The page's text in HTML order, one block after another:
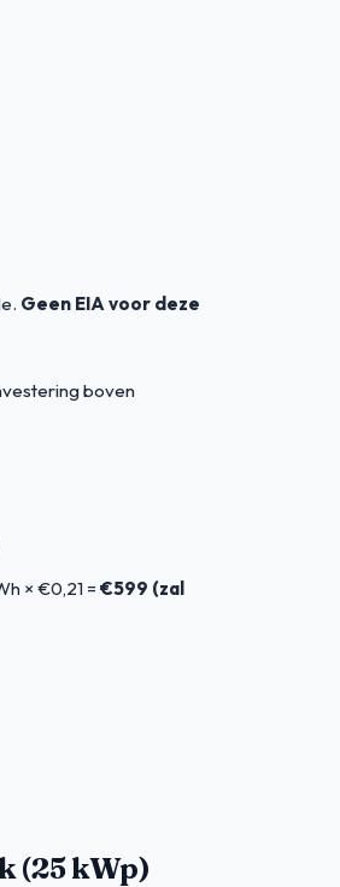
Geen EIA voor deze
boven
× €0,21 =€599 (zal
(25 kWp)